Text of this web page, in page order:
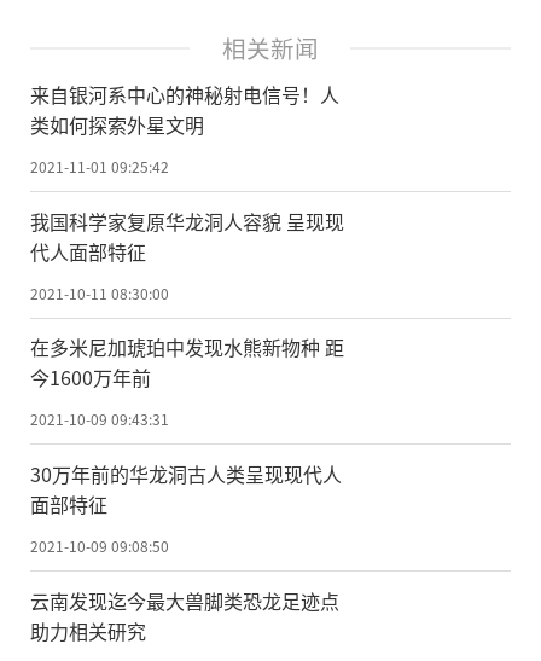
相关新闻
来自银河系中心的神秘射电信号！人
类如何探索外星文明
2021-11-01 09:25:42
我国科学家复原华龙洞人容貌 呈现现
代人面部特征
2021-10-11 08:30:00
在多米尼加琥珀中发现水熊新物种 距
今1600万年前
2021-10-09 09:43:31
30万年前的华龙洞古人类呈现现代人
面部特征
2021-10-09 09:08:50
云南发现迄今最大兽脚类恐龙足迹点
助力相关研究